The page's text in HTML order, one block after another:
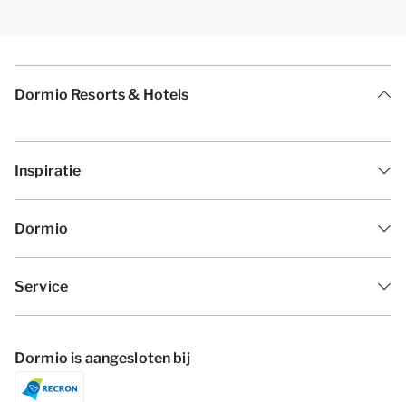
Dormio Resorts & Hotels
Inspiratie
Dormio
Service
Dormio is aangesloten bij